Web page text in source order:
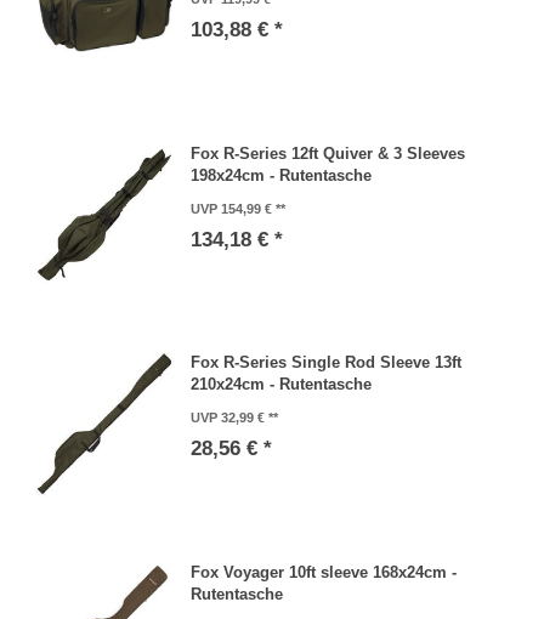
103,88 € *
Fox R-Series 12ft Quiver & 3 Sleeves
198x24cm - Rutentasche
UVP 154,99 €
134,18 € *
Fox R-Series Single Rod Sleeve 13ft
210x24cm - Rutentasche
UVP 32,99 €
28,56 € *
Fox Voyager 10ft sleeve 168x24cm -
Rutentasche